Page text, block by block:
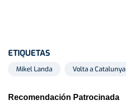
ETIQUETAS
Mikel Landa Volta a Catalunya